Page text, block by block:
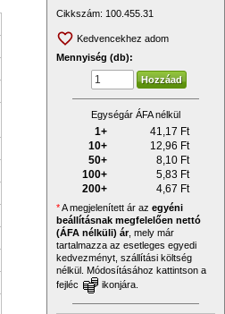
Cikkszám: 100.455.31
Kedvencekhez adom
Mennyiség (db):
Egységár ÁFA nélkül
1+ 41,17 Ft
10+
12,96 Ft
50+
8,10 Ft
100+
5,83 Ft
200+
4,67 Ft
*A megjelenített ár az egyéni
beállításnak megfelelően nettó
(ÁFA nélküli) ár, mely már
tartalmazza az esetleges egyedi
kedvezményt, szállítási költség
nélkül. Módosításához kattintson a
fejléc
ikonjára.